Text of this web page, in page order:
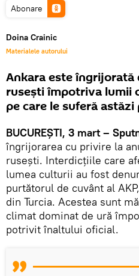
Abonare
Doina Crainic
Materialele autorului
Ankara este îngrijorată
ruseşti împotriva lumii
pe care le suferă
BUCUREŞTI, 3 mart –
îngrijorarea cu privire la
ruseşti. Interdicțiile care
lumea culturii au fost
purtătorul de cuvânt al
din Turcia. Acestea sunt
climat dominat de ură
potrivit înaltului oficial.